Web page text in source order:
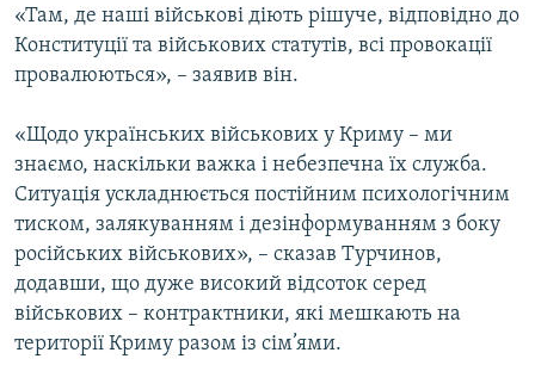
«Там, де наші військові діють рішуче, відповідно до
Конституції та військових статутів, всі провокації
провалюються», – заявив він.
«Щодо українських військових у Криму – ми
знаємо, наскільки важка і небезпечна їх служба.
Ситуація ускладнюється постійним психологічним
тиском, залякуванням і дезінформуванням з боку
російських військових», – сказав Турчинов,
додавши, що дуже високий відсоток серед
військових – контрактники, які мешкають на
території Криму разом із сім’ями.